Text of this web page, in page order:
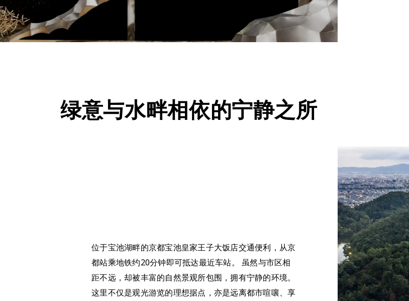
绿意与水畔相依的宁静之所
位于宝池湖畔的京都宝池皇家王子大饭店交通便利，从京
都站乘地铁约20分钟即可抵达最近车站。 虽然与市区相
距不远，却被丰富的自然景观所包围，拥有宁静的环境。
这里不仅是观光游览的理想据点，亦是远离都市喧嚷、享